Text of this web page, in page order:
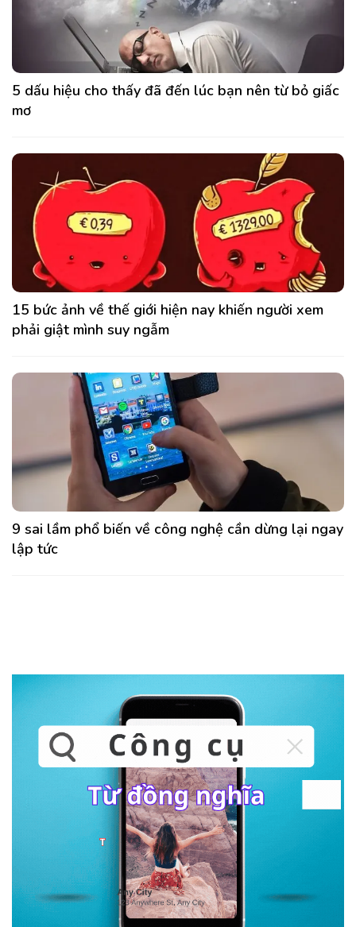
5 dấu hiệu cho thấy đã đến lúc bạn nên từ bỏ giấc
mơ
15 bức ảnh về thế giới hiện nay khiến người xem
phải giật mình suy ngẫm
9 sai lầm phổ biến về công nghệ cần dừng lại ngay
lập tức